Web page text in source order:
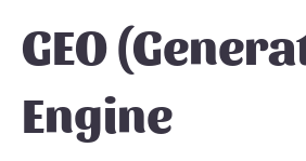
GEO
Engine